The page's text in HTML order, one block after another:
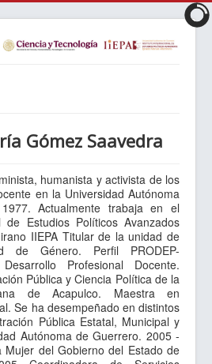
Gómez Saavedra
humanista y activista de los
en la Universidad Autónoma
Actualmente trabaja en el
de Estudios Políticos Avanzados
IIEPA Titular de la unidad de
de Género. Perfil PRODEP-
Profesional Docente.
Pública y Ciencia Política de la
de Acapulco. Maestra en
Se ha desempeñado en distintos
Pública Estatal, Municipal y
Autónoma de Guerrero. 2005 -
del Gobierno del Estado de